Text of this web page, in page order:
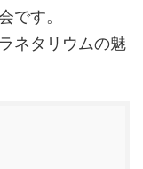
です。
ネタリウムの魅